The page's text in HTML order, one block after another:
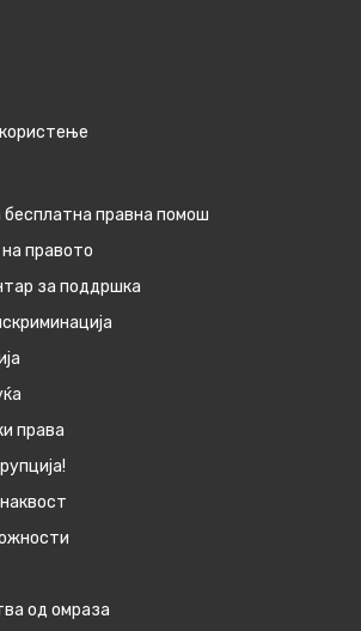
бесплатна правна помош
правото
за поддршка
права
од омраза